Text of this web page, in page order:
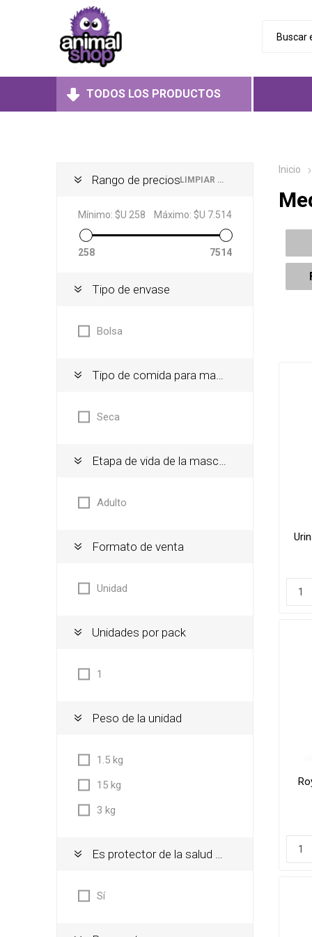
TODOS LOS PRODUCTOS
Húmedos
Secos
Húmedos
Secos
Camas
Camas
Coche,
Inicio
LIMPIAR TODO
Rango de precios
Mínimo: $U 258 Máximo: $U 7.514
258 7514
Tipo de envase
Bolsa
Tipo de comida para mascotas
Seca
Etapa de vida de la mascota
Adulto
Formato de venta
Unidad
Unidades por pack
1
Peso de la unidad
1.5 kg
15 kg
3 kg
Es protector de la salud oral
Sí